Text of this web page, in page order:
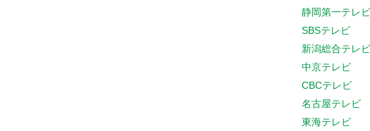
静岡第一テレビ
SBSテレビ
新潟総合テレビ
中京テレビ
CBCテレビ
名古屋テレビ
東海テレビ